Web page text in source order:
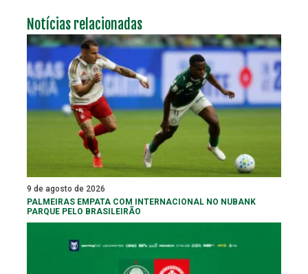
Notícias relacionadas
9 de agosto de 2026
PALMEIRAS EMPATA COM INTERNACIONAL NO NUBANK
PARQUE PELO BRASILEIRÃO